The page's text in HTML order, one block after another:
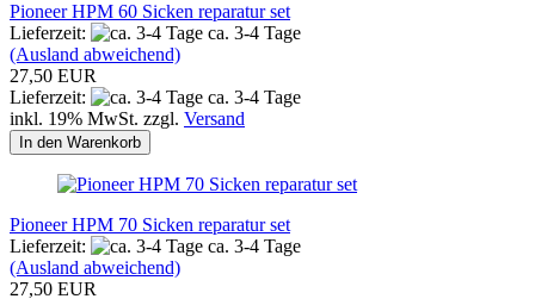
Pioneer HPM 60 Sicken reparatur set
Lieferzeit:
ca. 3-4 Tage
(Ausland abweichend)
27,50 EUR
Lieferzeit:
ca. 3-4 Tage
inkl. 19% MwSt. zzgl. Versand
In den Warenkorb
Pioneer HPM 70 Sicken reparatur set
Lieferzeit:
ca. 3-4 Tage
(Ausland abweichend)
27,50 EUR